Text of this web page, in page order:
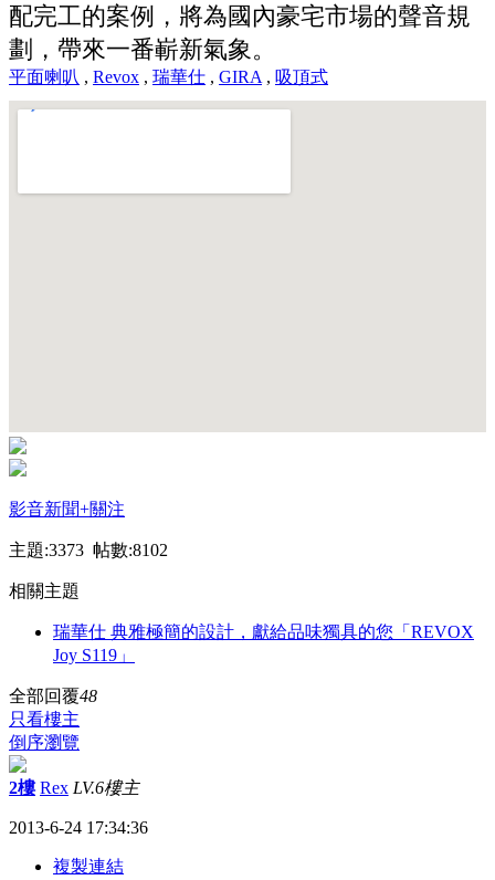
配完工的案例，將為國內豪宅市場的聲音規
劃，帶來一番嶄新氣象。
平面喇叭 , Revox , 瑞華仕 , GIRA , 吸頂式
影音新聞+關注
主題:3373 帖數:8102
相關主題
瑞華仕 典雅極簡的設計，獻給品味獨具的您「REVOX
Joy S119」
全部回覆48
只看樓主
倒序瀏覽
2樓 Rex LV.6樓主
2013-6-24 17:34:36
複製連結